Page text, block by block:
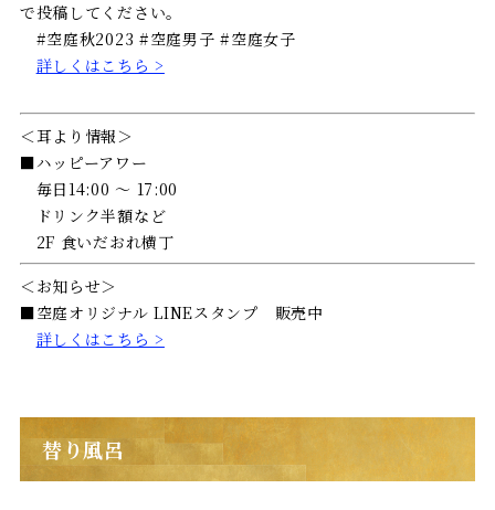
で投稿してください。
#空庭秋2023 #空庭男子 #空庭女子
詳しくはこちら >
＜耳より情報＞
■ハッピーアワー
毎日14:00 〜 17:00
ドリンク半額など
2F 食いだおれ横丁
＜お知らせ＞
■空庭オリジナル LINEスタンプ 販売中
詳しくはこちら >
替り風呂